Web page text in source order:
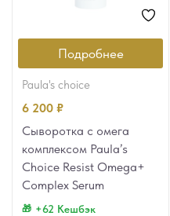
Подробнее
paula's choice
6 200 ₽
Сыворотка с омега
комплексом Paula’s
Choice Resist Omega+
Complex Serum
+62 Кешбэк